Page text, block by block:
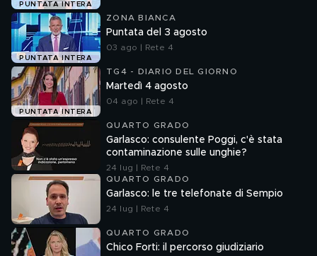
PUNTATA INTERA
PUNTATA INTERA
ZONA BIANCA
Puntata del 3 agosto
03 ago | Rete 4
PUNTATA INTERA
TG4 - DIARIO DEL GIORNO
Martedì 4 agosto
04 ago | Rete 4
QUARTO GRADO
Garlasco: consulente Poggi, c'è stata
contaminazione sulle unghie?
24 lug | Rete 4
QUARTO GRADO
Garlasco: le tre telefonate di Sempio
24 lug | Rete 4
QUARTO GRADO
Chico Forti: il percorso giudiziario